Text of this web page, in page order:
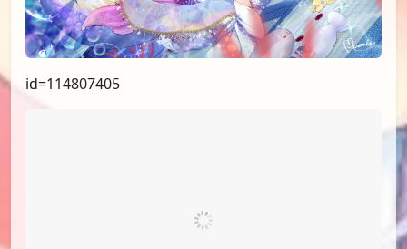
id=114807405